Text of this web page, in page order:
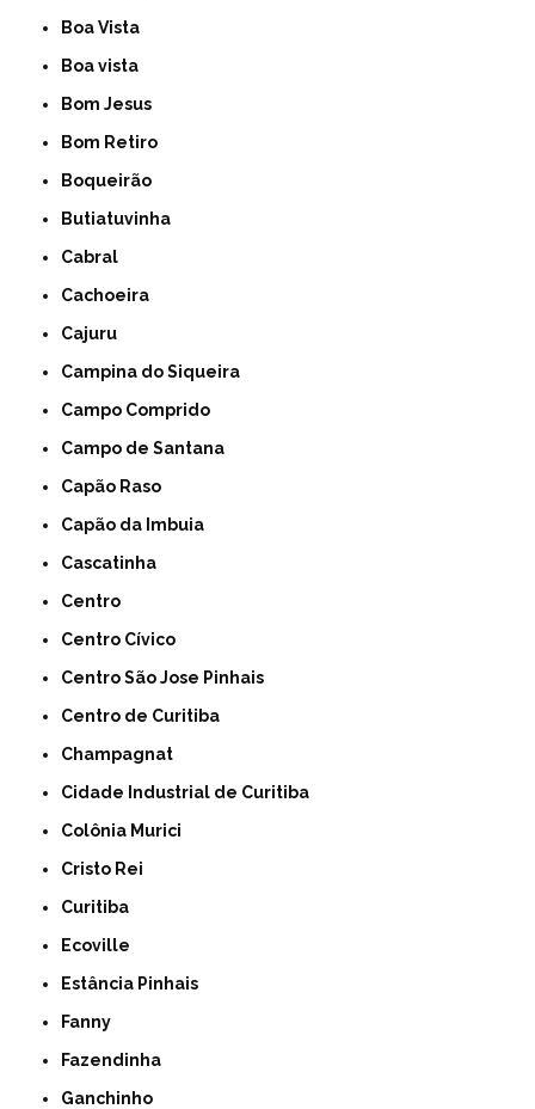
Boa Vista
Boa vista
Bom Jesus
Bom Retiro
Boqueirão
Butiatuvinha
Cabral
Cachoeira
Cajuru
Campina do Siqueira
Campo Comprido
Campo de Santana
Capão Raso
Capão da Imbuia
Cascatinha
Centro
Centro Cívico
Centro São Jose Pinhais
Centro de Curitiba
Champagnat
Cidade Industrial de Curitiba
Colônia Murici
Cristo Rei
Curitiba
Ecoville
Estância Pinhais
Fanny
Fazendinha
Ganchinho